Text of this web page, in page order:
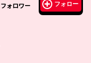
フォロワー フォロー